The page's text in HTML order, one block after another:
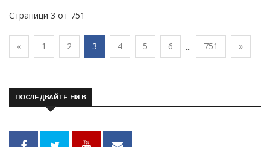
Страници 3 от 751
« 1 2 3 4 5 6 ... 751 »
ПОСЛЕДВАЙТЕ НИ В